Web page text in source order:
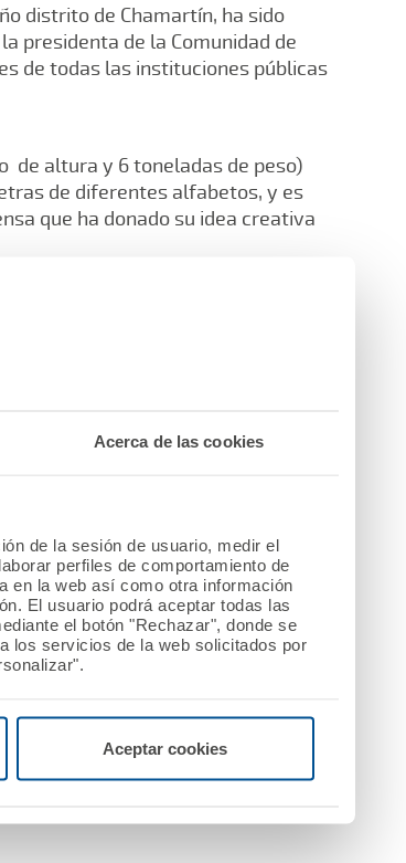
Acerca de las cookies
de la sesión de usuario, medir el
perfiles de comportamiento de
en la web así como otra información
El usuario podrá aceptar todas las
el botón "Rechazar", donde se
los servicios de la web solicitados por
Aceptar cookies
distrito de Chamartín, ha sido
presidenta de la Comunidad de
de todas las instituciones públicas
de altura y 6 toneladas de peso)
de diferentes alfabetos, y es
que ha donado su idea creativa
profesionales sanitarios les
del mayor de los
invitados y con numerosos
afirmado que “donamos este
venideras sean conscientes de lo
de reconocimiento y admiración
sin los equipos de
musicales más sólidas del